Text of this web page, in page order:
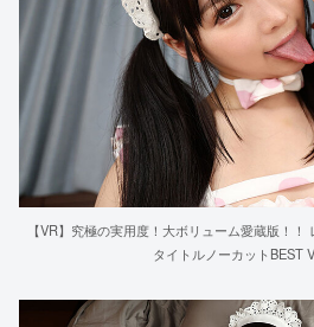
【VR】究極の実用度！大ボリューム愛蔵版！
タイトルノーカットBEST